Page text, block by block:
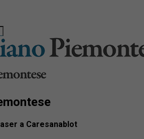
a Caresanablot